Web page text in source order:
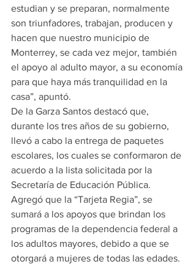
estudian y se preparan, normalmente
son triunfadores, trabajan, producen y
hacen que nuestro municipio de
Monterrey, se cada vez mejor, también
el apoyo al adulto mayor, a su economía
para que haya más tranquilidad en la
casa”, apuntó.
De la Garza Santos destacó que,
durante los tres años de su gobierno,
llevó a cabo la entrega de paquetes
escolares, los cuales se conformaron de
acuerdo a la lista solicitada por la
Secretaría de Educación Pública.
Agregó que la “Tarjeta Regia”, se
sumará a los apoyos que brindan los
programas de la dependencia federal a
los adultos mayores, debido a que se
otorgará a mujeres de todas las edades.